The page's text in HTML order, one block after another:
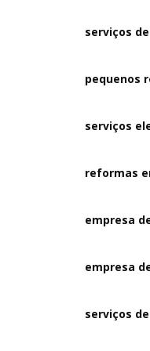
serviços
pequenos
serviços
reformas
empresa
empresa
serviços